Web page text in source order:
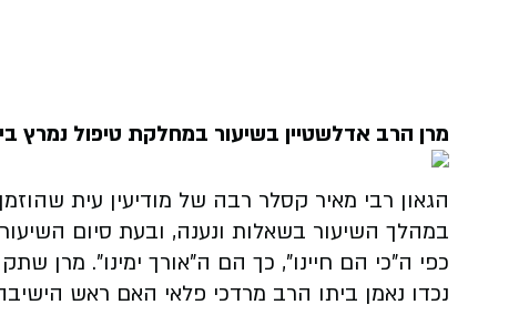
מרן הרב אדלשטיין בשיעור במחלקת טיפול נמרץ
הגאון רבי מאיר קסלר רבה של מודיעין עית
במהלך השיעור בשאלות ונענה, ובעת סיום השיעור
כפי ה"כי הם חיינו", כך הם ה"אורך ימינו". מרן
נכדו נאמן ביתו הרב מרדכי פלאי האם ראש